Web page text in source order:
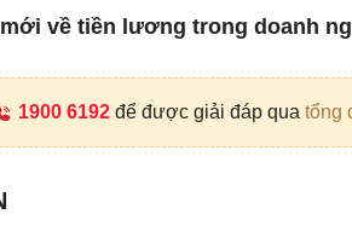
về tiền lương trong doanh
1900 6192để được giải đáp qua tổng